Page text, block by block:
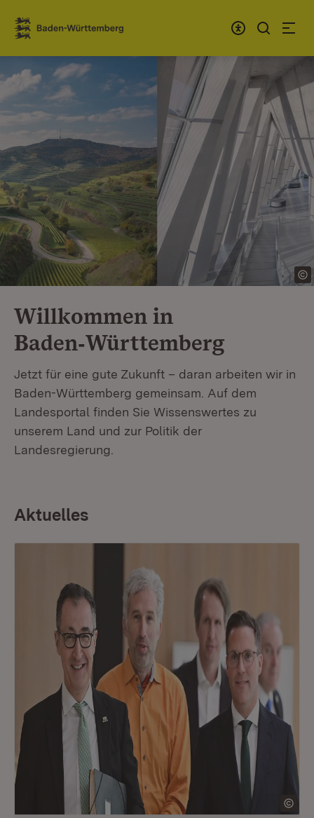
Zum Inhalt springen
Link zur Startseite
Willkommen in
Baden‑Württemberg
Jetzt für eine gute Zukunft – daran arbeiten wir in
Baden-Württemberg gemeinsam. Auf dem
Landesportal finden Sie Wissenswertes zu
unserem Land und zur Politik der
Landesregierung.
Aktuelles